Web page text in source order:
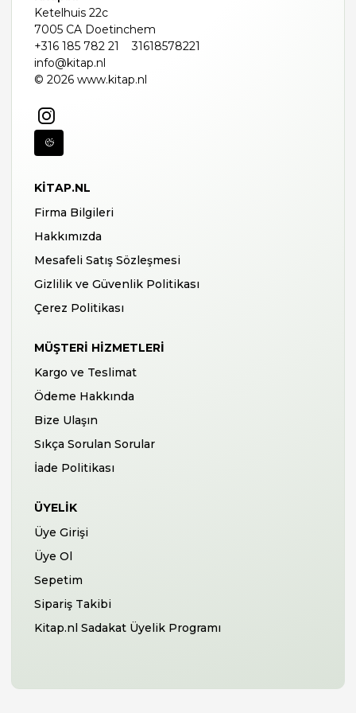
Ketelhuis 22c
7005 CA Doetinchem
+316 185 782 21
31618578221
info@kitap.nl
© 2026 www.kitap.nl
KITAP.NL
Firma Bilgileri
Hakkımızda
Mesafeli Satış Sözleşmesi
Gizlilik ve Güvenlik Politikası
Çerez Politikası
MÜŞTERI HIZMETLERI
Kargo ve Teslimat
Ödeme Hakkında
Bize Ulaşın
Sıkça Sorulan Sorular
İade Politikası
ÜYELIK
Üye Girişi
Üye Ol
Sepetim
Sipariş Takibi
Kitap.nl Sadakat Üyelik Programı